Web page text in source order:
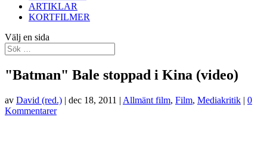
ARTIKLAR
KORTFILMER
Välj en sida
"Batman" Bale stoppad i Kina (video)
av David (red.) | dec 18, 2011 | Allmänt film, Film, Mediakritik | 0
Kommentarer